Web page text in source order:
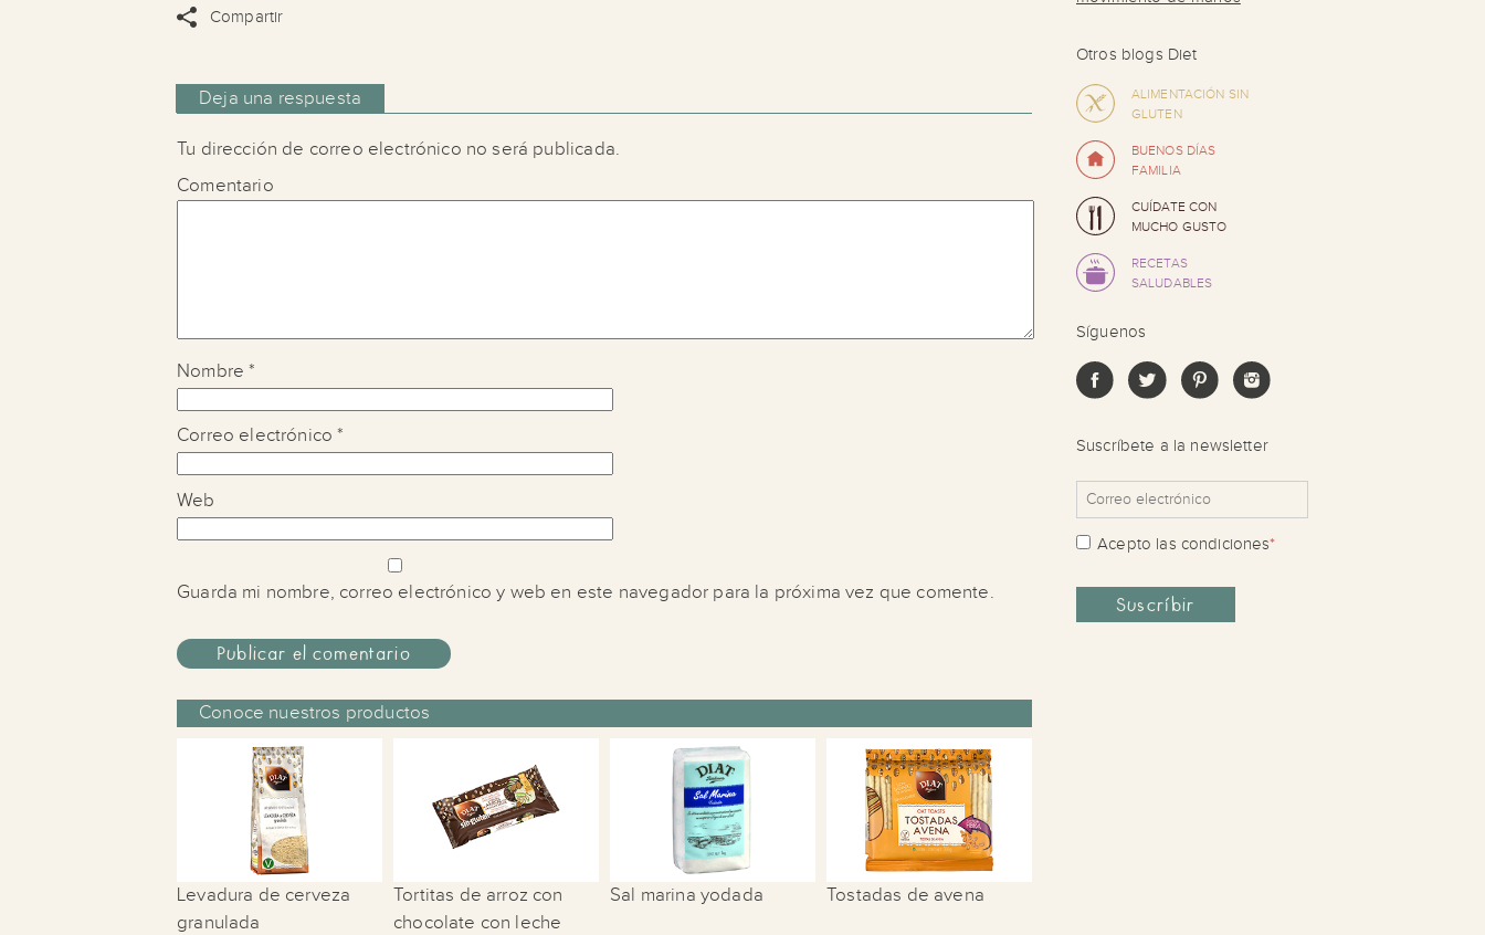
Compartir
Deja una respuesta
Tu dirección de correo electrónico no será publicada.
Comentario
Nombre*
Correo electrónico*
Web
Guarda mi nombre, correo electrónico y web en este navegador para la próxima vez que comente.
Conoce nuestros productos
Levadura de cerveza
granulada
Tortitas de arroz con
chocolate con leche
Sal marina yodada Tostadas de avena
Otros blogs Diet
ALIMENTACIÓN SIN
GLUTEN
BUENOS DÍAS
FAMILIA
CUÍDATE CON
MUCHO GUSTO
RECETAS
SALUDABLES
Síguenos
Suscríbete a la newsletter
Acepto las condiciones*